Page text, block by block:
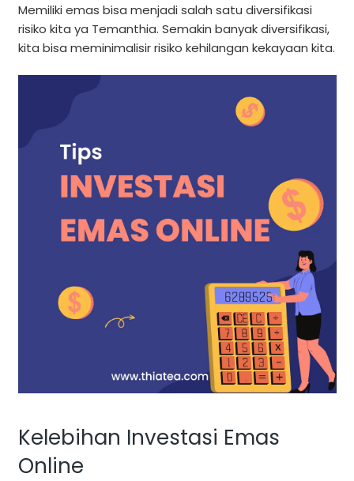
Memiliki emas bisa menjadi salah satu diversifikasi
risiko kita ya Temanthia. Semakin banyak diversifikasi,
kita bisa meminimalisir risiko kehilangan kekayaan kita.
Kelebihan Investasi Emas
Online